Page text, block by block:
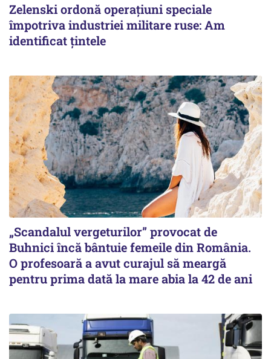
Zelenski ordonă operațiuni speciale
împotriva industriei militare ruse: Am
identificat țintele
„Scandalul vergeturilor” provocat de
Buhnici încă bântuie femeile din România.
O profesoară a avut curajul să meargă
pentru prima dată la mare abia la 42 de ani